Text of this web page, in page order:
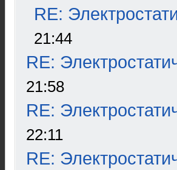
RE:
21:44
RE:
21:58
RE:
22:11
RE: